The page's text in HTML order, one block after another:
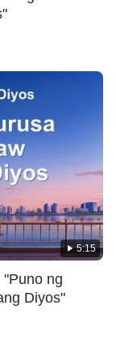
5:15
ng
Diyos"